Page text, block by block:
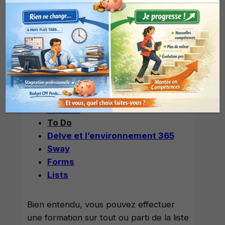
Microsoft 365 associées au
TOSA
Teams
SharePoint
OneDrive
OneNote
Planner
To Do
Delve et l’environnement 365
Sway
Forms
Lists
Bien entendu, vous pouvez effectuer
une formation sur tout ou parti de la liste